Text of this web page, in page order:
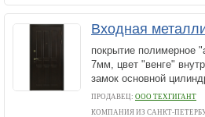
Входная
покрытие полимерное
7мм, цвет "венге"
замок основной
ПРОДАВЕЦ: ООО ТЕХГИГАНТ
КОМПАНИЯ ИЗ САНКТ-